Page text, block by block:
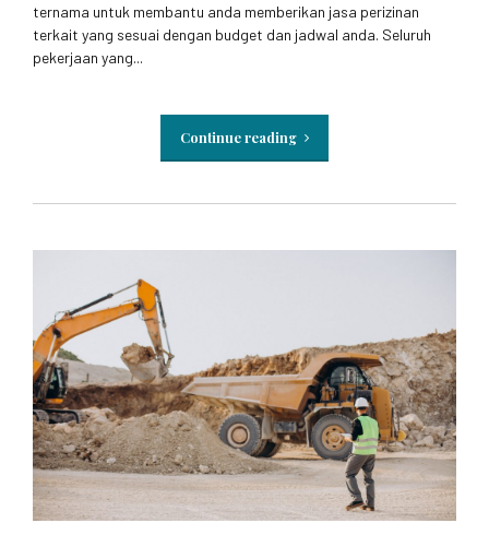
ternama untuk membantu anda memberikan jasa perizinan
terkait yang sesuai dengan budget dan jadwal anda. Seluruh
pekerjaan yang...
Continue reading